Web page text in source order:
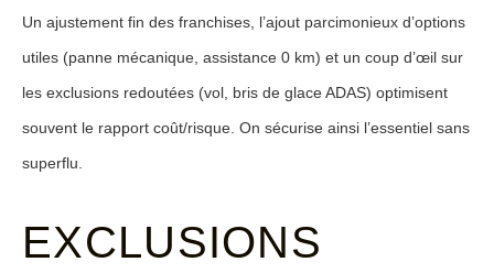
Un ajustement fin des franchises, l’ajout parcimonieux d’options
utiles (panne mécanique, assistance 0 km) et un coup d’œil sur
les exclusions redoutées (vol, bris de glace ADAS) optimisent
souvent le rapport coût/risque. On sécurise ainsi l’essentiel sans
superflu.
EXCLUSIONS